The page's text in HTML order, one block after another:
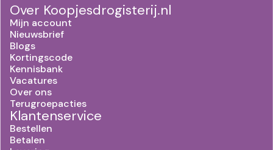
Over Koopjesdrogisterij.nl
Mijn account
Nieuwsbrief
Blogs
Kortingscode
Kennisbank
Vacatures
Over ons
Terugroepacties
Klantenservice
Bestellen
Betalen